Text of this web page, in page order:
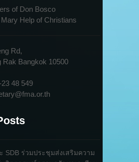
of Don Bosco
Help of Christians
Rd,
Rak Bangkok 10500
48 549
SDB ร่วมประชุมส่งเสริมความ